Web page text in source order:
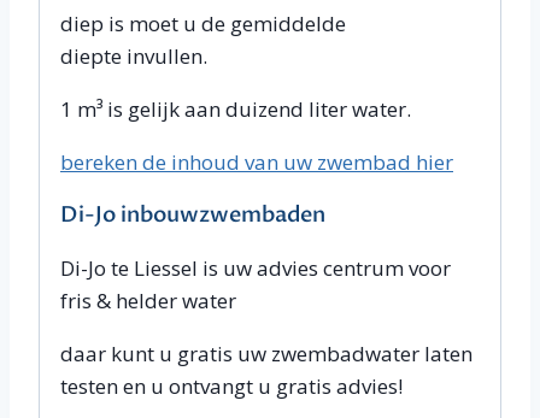
diep is moet u de gemiddelde
diepte invullen.
1 m³ is gelijk aan duizend liter water.
bereken de inhoud van uw zwembad hier
Di-Jo inbouwzwembaden
Di-Jo te Liessel is uw advies centrum voor
fris & helder water
daar kunt u gratis uw zwembadwater laten
testen en u ontvangt u gratis advies!